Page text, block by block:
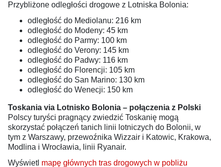
Przybliżone odległości drogowe z Lotniska Bolonia:
odległość do Mediolanu: 216 km
odległość do Modeny: 45 km
odległość do Parmy: 100 km
odległość do Verony: 145 km
odległość do Padwy: 116 km
odległość do Florencji: 105 km
odległość do San Marino: 130 km
odległość do Wenecji: 150 km
Toskania via Lotnisko Bolonia – połączenia z Polski
Polscy turyści pragnący zwiedzić Toskanię mogą
skorzystać połączeń tanich linii lotniczych do Bolonii, w
tym z Warszawy, przewoźnika Wizzair i Katowic, Krakowa,
Modlina i Wrocławia, linii Ryanair.
Wyświetl mapę głównych tras drogowych w pobliżu